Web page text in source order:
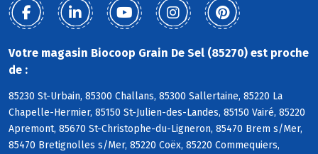
Votre magasin Biocoop Grain De Sel (85270) est proche
de :
85230 St-Urbain, 85300 Challans, 85300 Sallertaine, 85220 La
Chapelle-Hermier, 85150 St-Julien-des-Landes, 85150 Vairé, 85220
Apremont, 85670 St-Christophe-du-Ligneron, 85470 Brem s/Mer,
85470 Bretignolles s/Mer, 85220 Coëx, 85220 Commequiers,